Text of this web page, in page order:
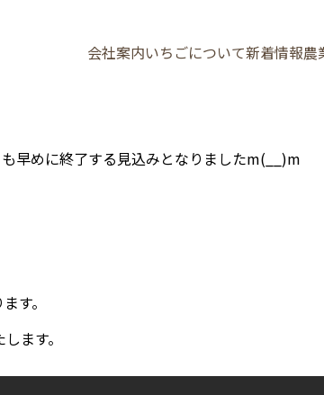
会社案内いちごについて新着情報農
早めに終了する見込みとなりましたm(__)m
す。
ます。